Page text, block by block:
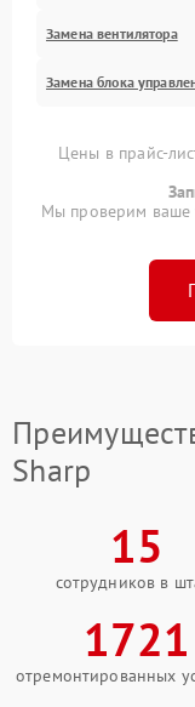
Замена вентилятора
Замена блока
Цены в прайс-
Мы проверим ваше
Sharp
15
сотрудников в
1721
отремонтированных